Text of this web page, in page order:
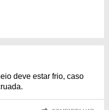
deve estar frio, caso